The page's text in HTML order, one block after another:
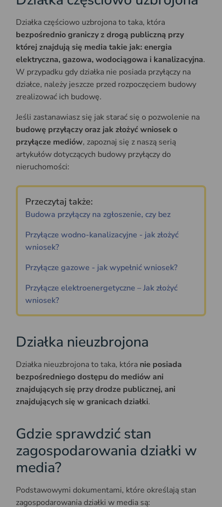
Działka częściowo uzbrojona to taka, która
bezpośrednio graniczy z drogą publiczną przy
której znajdują się media takie jak: energia
elektryczna, gazowa, wodociągowa i kanalizacyjna.
W przypadku gdy działka nie posiada przyłączy na
działce, należy jeszcze przed rozpoczęciem budowy
zrealizować ich budowę.
Jeśli zastanawiasz się jak starać się o pozwolenie na
budowę przyłączy oraz jak złożyć wniosek o
przyłącze mediów, zapoznaj się z naszą serią
artykułów dotyczących budowy przyłączy do
nieruchomości:
Przeczytaj także:
Budowa przyłączy na zgłoszenie, czy bez
Przyłącze wodno-kanalizacyjne - jak złożyć
wniosek?
Przyłącze gazowe - jak wypełnić wniosek?
Przyłącze elektroenergetyczne – Jak złożyć
wniosek?
Działka nieuzbrojona
Działka nieuzbrojona to taka, która nie posiada
bezpośredniego dostępu do mediów ani
znajdujących się przy drodze publicznej, ani
znajdujących się w granicach działki.
Gdzie sprawdzić stan
zagospodarowania działki w
media?
Podstawowymi dokumentami, które określają stan
zagospodarowania działki w media są: